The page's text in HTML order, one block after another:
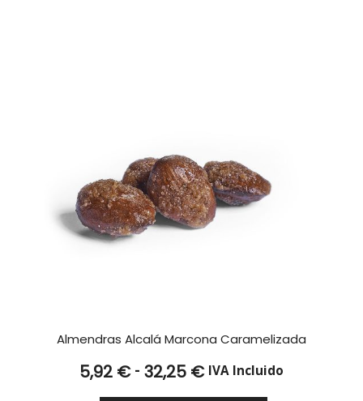
Almendras Alcalá Marcona Caramelizada
5,92 € - 32,25 €Rango
IVA Incluido